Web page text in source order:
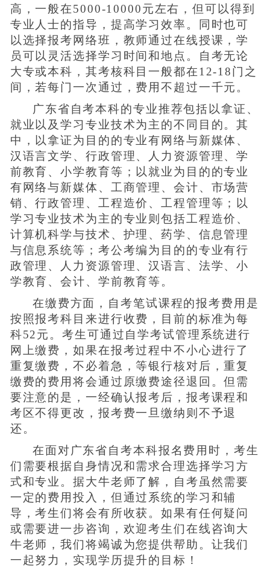
高，一般在5000-10000元左右，但可以得到
专业人士的指导，提高学习效率。同时也可
以选择报考网络班，教师通过在线授课，学
员可以灵活选择学习时间和地点。自考无论
大专或本科，其考核科目一般都在12-18门之
间，若每门一次通过，费用不超过一千元。
广东省自考本科的专业推荐包括以拿证、
就业以及学习专业技术为主的不同目的。其
中，以拿证为目的的专业有网络与新媒体、
汉语言文学、行政管理、人力资源管理、学
前教育、小学教育等；以就业为目的的专业
有网络与新媒体、工商管理、会计、市场营
销、行政管理、工程造价、工程管理等；以
学习专业技术为主的专业则包括工程造价、
计算机科学与技术、护理、药学、信息管理
与信息系统等；考公考编为目的的专业有行
政管理、人力资源管理、汉语言、法学、小
学教育、会计、学前教育等。
在缴费方面，自考笔试课程的报考费用是
按照报考科目来进行收费，目前的标准为每
科52元。考生可通过自学考试管理系统进行
网上缴费，如果在报考过程中不小心进行了
重复缴费，不必着急，等银行核对后，重复
缴费的费用将会通过原缴费途径退回。但需
要注意的是，一经确认报考后，报考课程和
考区不得更改，报考费一旦缴纳则不予退
还。
在面对广东省自考本科报名费用时，考生
们需要根据自身情况和需求合理选择学习方
式和专业。据大牛老师了解，自考虽然需要
一定的费用投入，但通过系统的学习和辅
导，考生们将会有所收获。如果有任何疑问
或需要进一步咨询，欢迎考生们在线咨询大
牛老师，我们将竭诚为您提供帮助。让我们
一起努力，实现学历提升的目标！